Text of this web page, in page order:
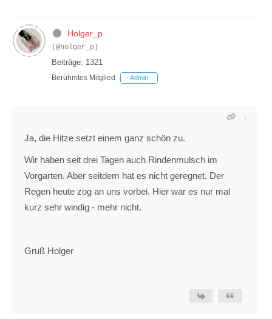
Holger_p
(@holger_p)
Beiträge: 1321
Berühmtes Mitglied Admin
Ja, die Hitze setzt einem ganz schön zu.
Wir haben seit drei Tagen auch Rindenmulsch im
Vorgarten. Aber seitdem hat es nicht geregnet. Der
Regen heute zog an uns vorbei. Hier war es nur mal
kurz sehr windig - mehr nicht.
Gruß Holger